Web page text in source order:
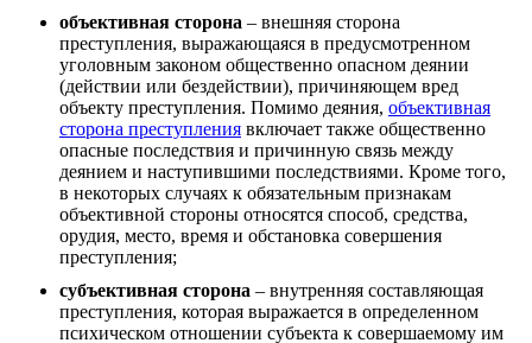
объективная сторона – внешняя сторона
преступления, выражающаяся в предусмотренном
уголовным законом общественно опасном деянии
(действии или бездействии), причиняющем вред
объекту преступления. Помимо деяния, объективная
сторона преступления включает также общественно
опасные последствия и причинную связь между
деянием и наступившими последствиями. Кроме того,
в некоторых случаях к обязательным признакам
объективной стороны относятся способ, средства,
орудия, место, время и обстановка совершения
преступления;
субъективная сторона – внутренняя составляющая
преступления, которая выражается в определенном
психическом отношении субъекта к совершаемому им